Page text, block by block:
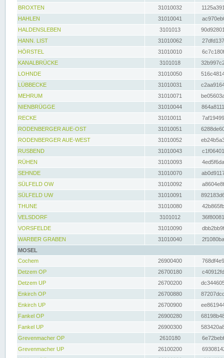
BROXTEN
31010032
HAHLEN
31010041
HALDENSLEBEN
3101013
HANN. LIST
31010062
HÖRSTEL
31010010
KANALBRÜCKE
3101018
LOHNDE
31010050
LÜBBECKE
31010031
MEHRUM
31010071
NIENBRÜGGE
31010044
RECKE
31010011
RODENBERGER AUE-OST
31010051
RODENBERGER AUE-WEST
31010052
RUSBEND
31010043
RÜHEN
31010093
SEHNDE
31010070
SÜLFELD OW
31010092
SÜLFELD UW
31010091
THUNE
31010080
VELSDORF
3101012
VORSFELDE
31010090
WARBER GRABEN
31010040
MOSEL
Cochem
26900400
Detzem OP
26700180
Detzem UP
26700200
Enkirch OP
26700880
Enkirch UP
26700900
Fankel OP
26900280
Fankel UP
26900300
Grevenmacher OP
2610180
Grevenmacher UP
26100200